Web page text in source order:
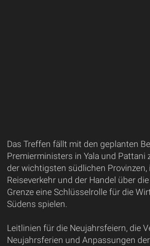
Das Treffen fällt mit den geplanten
Premierministers in Yala und Pattani
der wichtigsten südlichen Provinzen,
Reiseverkehr und der Handel über
Grenze eine Schlüsselrolle für die
Südens spielen.
Leitlinien für die Neujahrsfeiern, die
Neujahrsferien und Anpassungen der